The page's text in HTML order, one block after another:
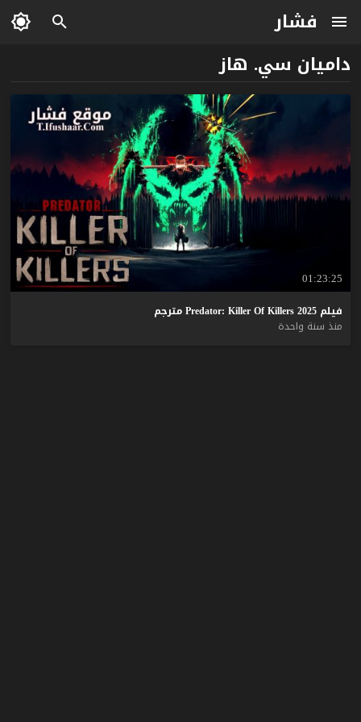
فشار
داميان سي. هاز
01:23:25
فيلم Predator: Killer Of Killers 2025
مترجم
منذ سنة واحدة